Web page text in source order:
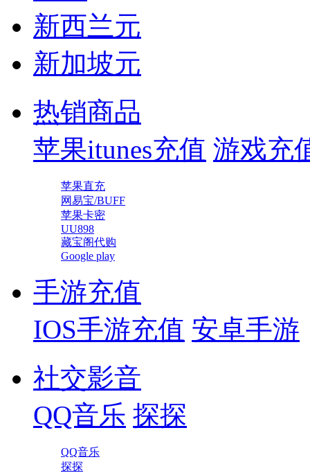
新西兰元
新加坡元
热销商品
苹果itunes充值 游戏充
苹果直充
网易宝/BUFF
苹果卡密
UU898
藏宝阁代购
Google play
手游充值
IOS手游充值 安卓手游
社交影音
QQ音乐 探探
QQ音乐
探探